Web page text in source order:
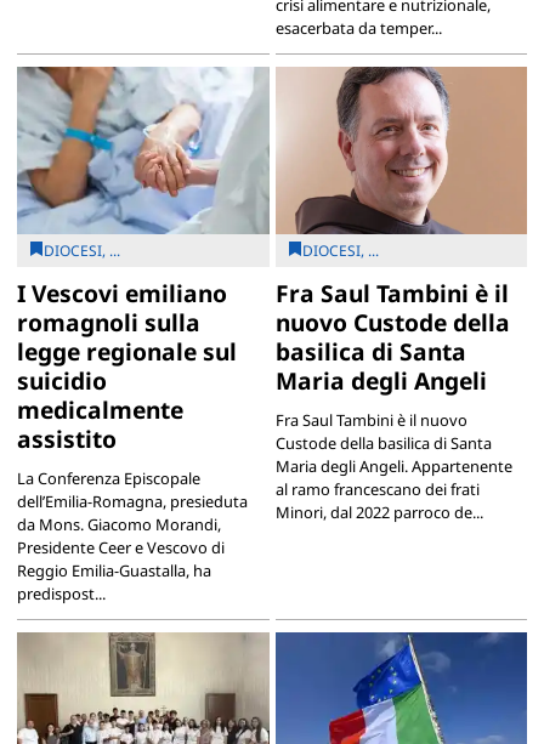
crisi alimentare e nutrizionale,
esacerbata da temper...
DIOCESI, ...
I Vescovi emiliano
romagnoli sulla
legge regionale sul
suicidio
medicalmente
assistito
La Conferenza Episcopale
dell’Emilia-Romagna, presieduta
da Mons. Giacomo Morandi,
Presidente Ceer e Vescovo di
Reggio Emilia-Guastalla, ha
predispost...
DIOCESI, ...
Fra Saul Tambini è il
nuovo Custode della
basilica di Santa
Maria degli Angeli
Fra Saul Tambini è il nuovo
Custode della basilica di Santa
Maria degli Angeli. Appartenente
al ramo francescano dei frati
Minori, dal 2022 parroco de...